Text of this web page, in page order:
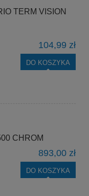
TERM VISION
104,99 zł
DO KOSZYKA
CHROM
893,00 zł
DO KOSZYKA